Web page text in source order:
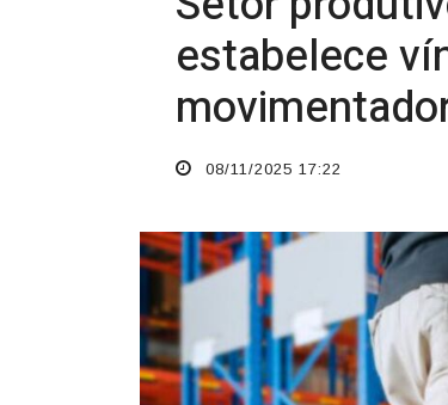
estabelece
08/11/2025 17:22